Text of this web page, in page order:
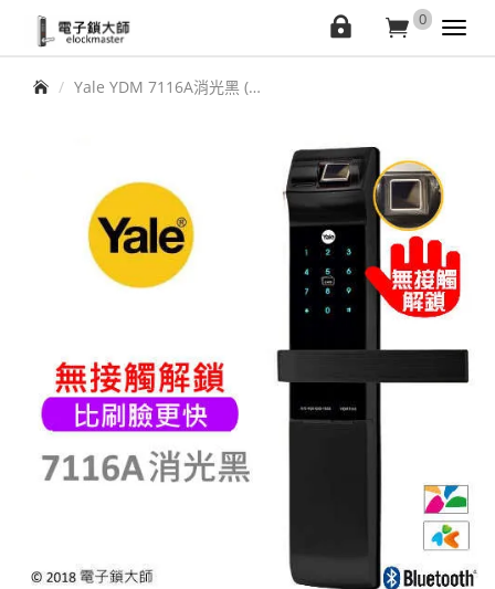
elockmaster
購 0
會
首頁 Yale YDM 7116A消光黑 (藍芽特惠)熱感觸控指紋卡片 五合一電子鎖(公司貨)